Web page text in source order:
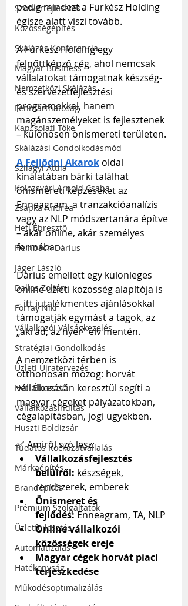
Szofverfejlesztés
Közösségépítés
Skálázás Konferencia
Magyar Business
Nemzetközi Skálázás
Fenntarthatóság
Kapcsolati Tőke
Skálázási Gondolkodásmód
Szilágyi Attila
Kolozsvári Arnold Csaba
Zsapka Andrea
Heti Ébresztő
Heinbach Dárius
Jáger László
Dallos Zoltán
Forray Niki
Vállalkozói Válságkezelés
Stratégiai Gondolkodás
Üzleti Újratervezés
Heti Ébresztő
Vállalkozásindítás
Huszti Boldizsár
Tudatos Kockázatvállalás
Márkaépítés
Brandépítés
Prémium Szolgáltatók
Üzletfejlesztés
Automatizálás
Hatékonyság
Működésoptimalizálás
pedig mindezt a Fürkész Holding
égisze alatt viszi tovább.
A Fürkész Holding egy
felnőttképző cég, ahol nemcsak
vállalatokat támogatnak készség-
és szervezetfejlesztési
programokkal, hanem
magánszemélyeket is fejlesztenek
– különösen önismereti területen.
A Fejlődni Akarok oldal
kínálatában bárki találhat
önismereti képzéseket az
Enneagram, a tranzakcióanalízis
vagy az NLP módszertanára építve
– akár online, akár személyes
formában.
Dárius emellett egy különleges
online üzleti közösség alapítója is
– itt jutalékmentes ajánlásokkal
támogatják egymást a tagok, az
„aki ad, az nyer” elv mentén.
A nemzetközi térben is
otthonosan mozog: horvát
vállalkozásán keresztül segíti a
magyar cégeket pályázatokban,
cégalapításban, jogi ügyekben.
✅ Amiről szó lesz:
Vállalkozásfejlesztés
belülről: készségek,
rendszerek, emberek
Önismeret és
fejlődés: Enneagram, TA, NLP
Online vállalkozói
közösségek ereje
Magyar cégek horvát piaci
terjeszkedése